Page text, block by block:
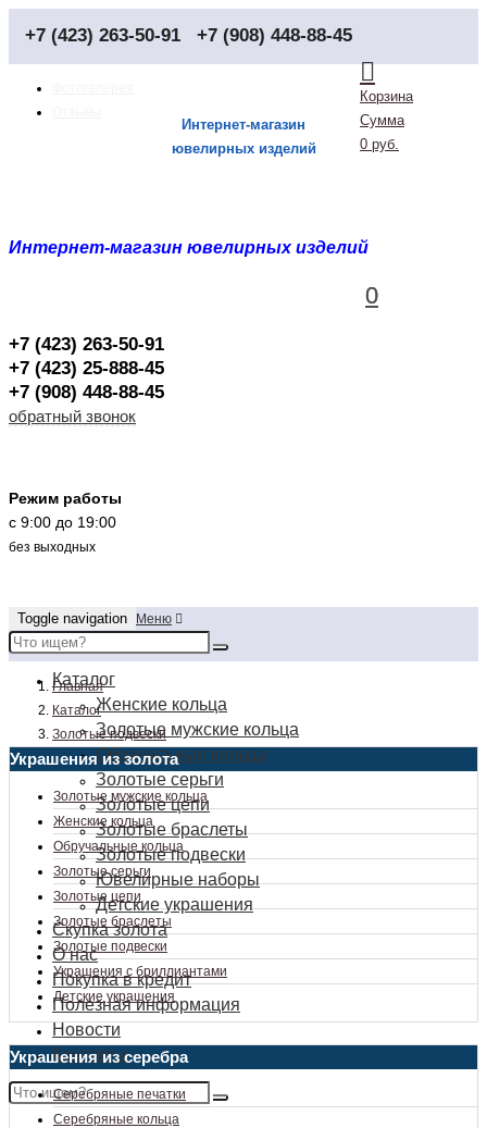
+7 (423) 263-50-91 +7 (908) 448-88-45
0
Интернет-магазин
ювелирных изделий
Интернет-магазин ювелирных изделий
+7 (423) 263-50-91
+7 (423) 25-888-45
+7 (908) 448-88-45
обратный звонок
Режим работы
c 9:00 до 19:00
без выходных
Корзина
Сумма
0 руб.
Toggle navigation Меню
Каталог
Женские кольца
Золотые мужские кольца
Обручальные кольца
Золотые серьги
Золотые цепи
Золотые браслеты
Золотые подвески
Ювелирные наборы
Детские украшения
Скупка золота
О нас
Покупка в кредит
Полезная информация
Новости
Контакты
0
Главная
Каталог
Золотые подвески
Украшения из золота
Золотые мужские кольца
Женские кольца
Обручальные кольца
Золотые серьги
Золотые цепи
Золотые браслеты
Золотые подвески
Украшения с бриллиантами
Детские украшения
Украшения из серебра
Серебряные печатки
Серебряные кольца